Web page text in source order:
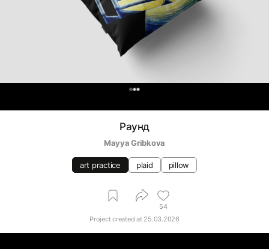
Раунд
Mayya Gribkova
art practice plaid pillow
54
Project created at 25.03.2026